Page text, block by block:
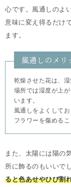
心です。風通しのよ
意味に変え得るだけ
ます。
風通しのメリ
乾燥させた花は、
場所では湿度が上
います。
風通しをよくして
フラワーを傷める
また、太陽には陽の
所に飾るのもいいで
ると色あせやひび割